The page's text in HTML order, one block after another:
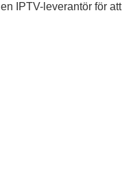
IPTV-leverantör för att